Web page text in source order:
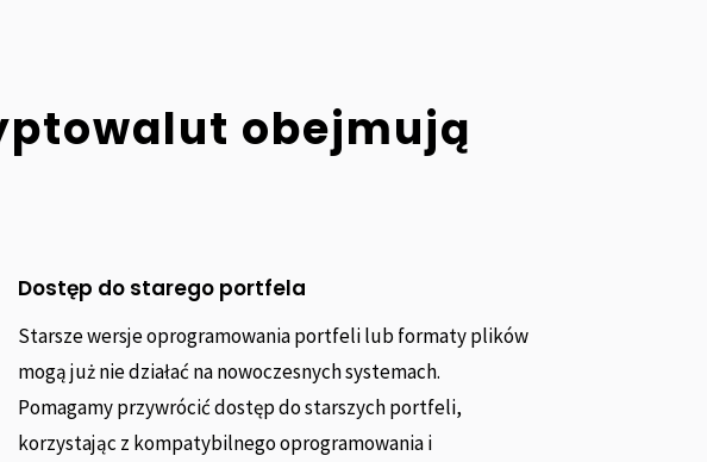
obejmują
Dostęp do starego portfela
Starsze wersje oprogramowania portfeli lub formaty plików
mogą już nie działać na nowoczesnych systemach.
Pomagamy przywrócić dostęp do starszych portfeli,
korzystając z kompatybilnego oprogramowania i